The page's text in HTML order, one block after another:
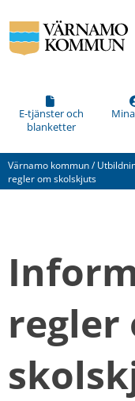
E-tjänster och
blanketter
Värnamo kommun/
regler om skolskjuts
regler
Vad
kan
förbättra
den
här
(obligatorisk)
Hur
göra